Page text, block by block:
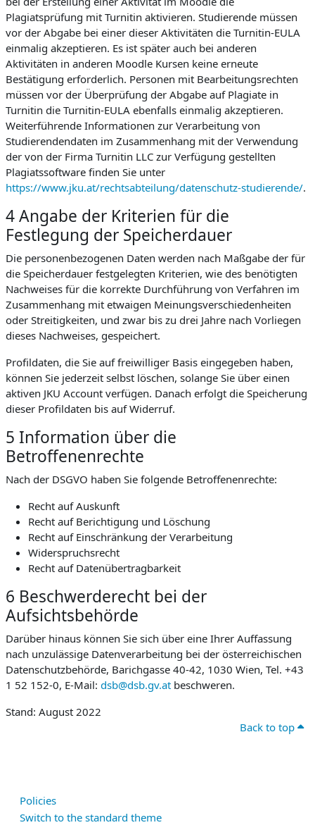
Plagiatsprüfung mit Turnitin aktivieren. Studierende müssen
vor der Abgabe bei einer dieser Aktivitäten die Turnitin-EULA
einmalig akzeptieren. Es ist später auch bei anderen
Aktivitäten in anderen Moodle Kursen keine erneute
Bestätigung erforderlich. Personen mit Bearbeitungsrechten
müssen vor der Überprüfung der Abgabe auf Plagiate in
Turnitin die Turnitin-EULA ebenfalls einmalig akzeptieren.
Weiterführende Informationen zur Verarbeitung von
Studierendendaten im Zusammenhang mit der Verwendung
der von der Firma Turnitin LLC zur Verfügung gestellten
Plagiatssoftware finden Sie unter
https://www.jku.at/rechtsabteilung/datenschutz-studierende/.
4 Angabe der Kriterien für die
Festlegung der Speicherdauer
Die personenbezogenen Daten werden nach Maßgabe der für
die Speicherdauer festgelegten Kriterien, wie des benötigten
Nachweises für die korrekte Durchführung von Verfahren im
Zusammenhang mit etwaigen Meinungsverschiedenheiten
oder Streitigkeiten, und zwar bis zu drei Jahre nach Vorliegen
dieses Nachweises, gespeichert.
Profildaten, die Sie auf freiwilliger Basis eingegeben haben,
können Sie jederzeit selbst löschen, solange Sie über einen
aktiven JKU Account verfügen. Danach erfolgt die Speicherung
dieser Profildaten bis auf Widerruf.
5 Information über die
Betroffenenrechte
Nach der DSGVO haben Sie folgende Betroffenenrechte:
Recht auf Auskunft
Recht auf Berichtigung und Löschung
Recht auf Einschränkung der Verarbeitung
Widerspruchsrecht
Recht auf Datenübertragbarkeit
6 Beschwerderecht bei der
Aufsichtsbehörde
Darüber hinaus können Sie sich über eine Ihrer Auffassung
nach unzulässige Datenverarbeitung bei der österreichischen
Datenschutzbehörde, Barichgasse 40-42, 1030 Wien, Tel. +43
1 52 152-0, E-Mail: dsb@dsb.gv.at beschweren.
Stand: August 2022
Back to top
Policies
Switch to the standard theme